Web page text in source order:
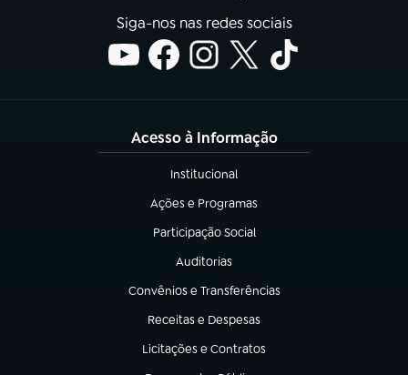
Siga-nos nas redes sociais
Acesso à Informação
Institucional
(abre em nova aba)
Ações e Programas
(abre em nova aba)
Participação Social
(abre em nova aba)
Auditorias
(abre em nova aba)
Convênios e Transferências
(abre em nova aba)
Receitas e Despesas
(abre em nova aba)
Licitações e Contratos
(abre em nova aba)